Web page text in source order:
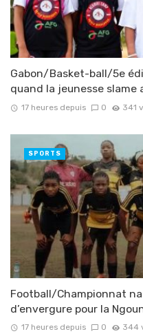
Gabon/Basket-ball/5e
quand la jeunesse slame
17 heures depuis 0 341
Football/Championnat
d’envergure pour la
17 heures depuis 0 344
SPORTS